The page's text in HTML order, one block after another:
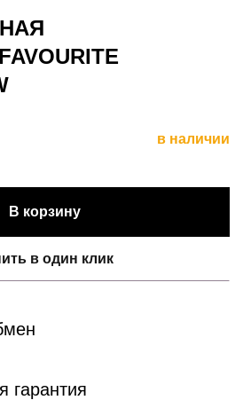
в наличии
В корзину
в один клик
гарантия